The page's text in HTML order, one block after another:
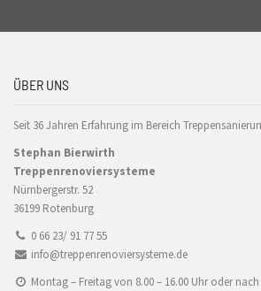
ÜBER UNS
Seit 36 Jahren Erfahrung im Bereich
Stephan Bierwirth
Treppenrenoviersysteme
Nürnbergerstr. 52
36199 Rotenburg
0 66 23/ 91 77 55
info@treppenrenoviersysteme.de
Montag – Freitag von 8.00 – 16.00 Uhr oder